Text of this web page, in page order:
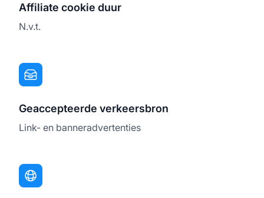
Affiliate cookie duur
N.v.t.
Geaccepteerde verkeersbron
Link- en banneradvertenties